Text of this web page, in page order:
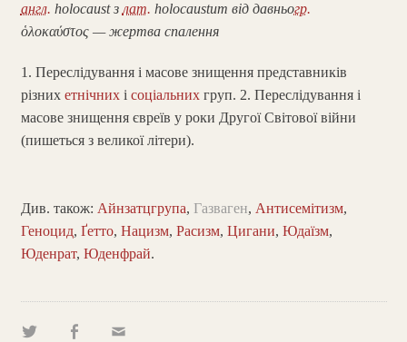
англ. holocaust з лат. holocaustum від давньогр.
ὁλοκαύστος — жертва спалення
1. Переслідування і масове знищення представників
різних етнічнихі соціальнихгруп. 2. Переслідування і
масове знищення євреїв у роки Другої Світової війни
(пишеться з великої літери).
Див. також: Айнзатцгрупа, Газваген, Антисемітизм,
Геноцид, Ґетто, Нацизм, Расизм, Цигани, Юдаїзм,
Юденрат, Юденфрай.